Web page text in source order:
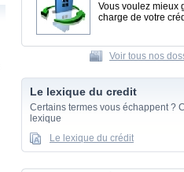
Vous voulez mieux
charge de votre
Voir tous nos
Le lexique du credit
Certains termes vous échappent ?
lexique
Le lexique du crédit